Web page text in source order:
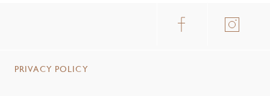
PRIVACY POLICY